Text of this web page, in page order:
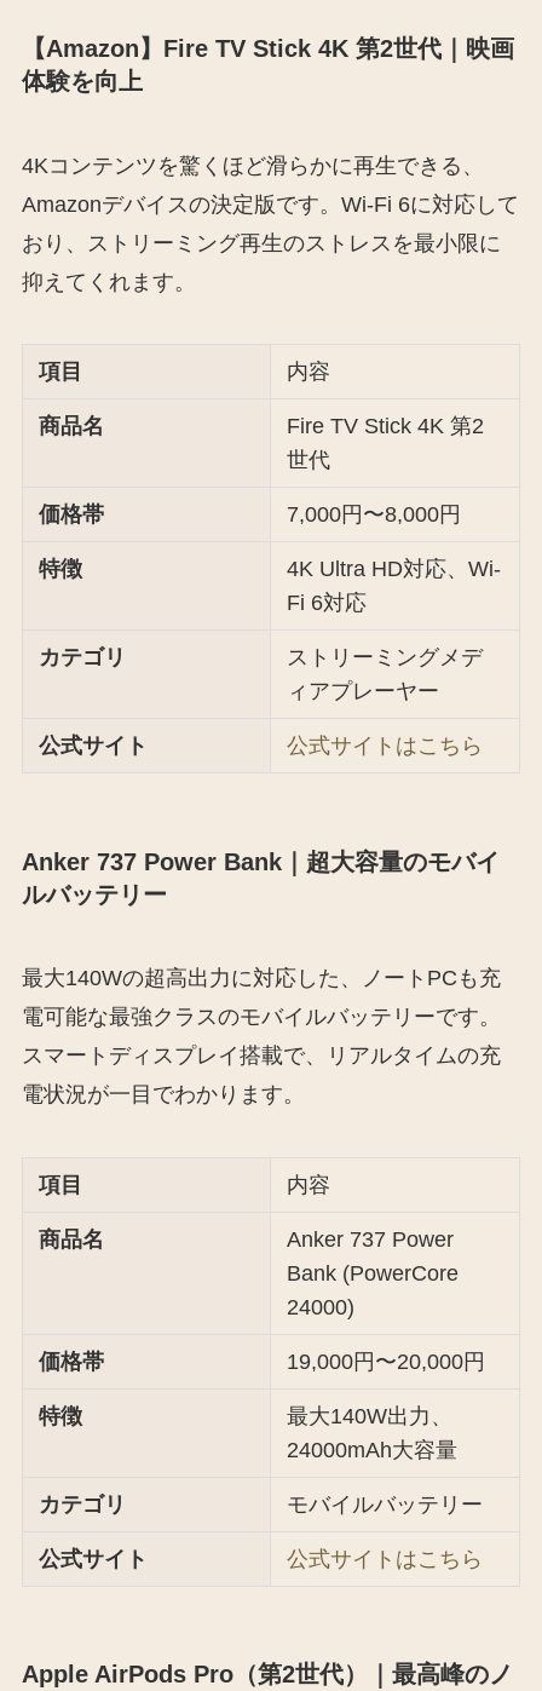
【Amazon】Fire TV Stick 4K 第2世代｜映画
体験を向上
4Kコンテンツを驚くほど滑らかに再生できる、
Amazonデバイスの決定版です。Wi-Fi 6に対応して
おり、ストリーミング再生のストレスを最小限に
抑えてくれます。
項目 内容
商品名
Fire TV Stick 4K 第2
世代
価格帯 7,000円〜8,000円
特徴
4K Ultra HD対応、Wi-
Fi 6対応
カテゴリ
ストリーミングメデ
ィアプレーヤー
公式サイト 公式サイトはこちら
Anker 737 Power Bank｜超大容量のモバイ
ルバッテリー
最大140Wの超高出力に対応した、ノートPCも充
電可能な最強クラスのモバイルバッテリーです。
スマートディスプレイ搭載で、リアルタイムの充
電状況が一目でわかります。
項目 内容
商品名
Anker 737 Power
Bank (PowerCore
24000)
価格帯 19,000円〜20,000円
特徴
最大140W出力、
24000mAh大容量
カテゴリ モバイルバッテリー
公式サイト 公式サイトはこちら
Apple AirPods Pro（第2世代）｜最高峰のノ